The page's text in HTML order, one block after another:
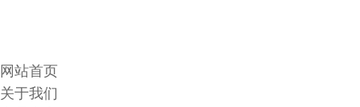
网站首页
关于我们